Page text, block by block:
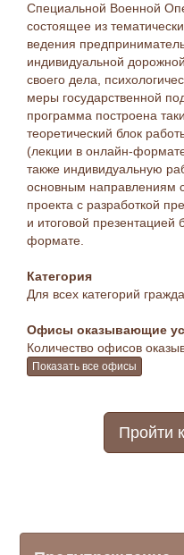
Специальной Военной
состоящее из
ведения
индивидуальной
своего дела,
меры государственной
программа построена
теоретический блок
(лекции в онлайн-
также индивидуальную
основным направлениям
проекта с разработкой
и итоговой презентацией
формате.
Категория
Для всех категорий
Офисы оказывающие
Количество офисов
Показать все офисы
Пройти